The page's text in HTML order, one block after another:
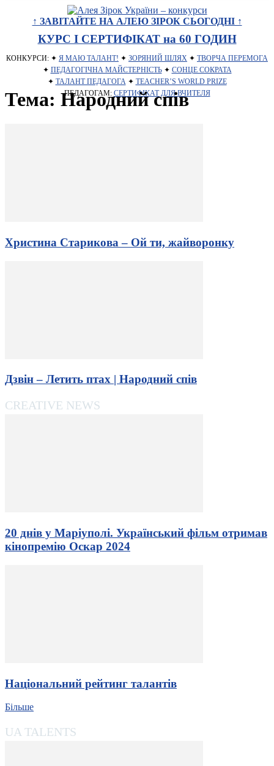
↑ ЗАВІТАЙТЕ НА АЛЕЮ ЗІРОК СЬОГОДНІ ↑
КУРС І СЕРТИФІКАТ на 60 ГОДИН
КОНКУРСИ: ✦ Я МАЮ ТАЛАНТ! ✦ ЗОРЯНИЙ ШЛЯХ ✦ ТВОРЧА ПЕРЕМОГА
✦ ПЕДАГОГІЧНА МАЙСТЕРНІСТЬ✦ СОНЦЕ СОКРАТА
✦ ТАЛАНТ ПЕДАГОГА✦ TEACHER’S WORLD PRIZE
ПЕДАГОГАМ: СЕРТИФІКАТ ДЛЯ ВЧИТЕЛЯ
Тема: Народний спів
Христина Старикова – Ой ти, жайворонку
Дзвін – Летить птах | Народний спів
CREATIVE NEWS
20 днів у Маріуполі. Український фільм отримав
кінопремію Оскар 2024
Національний рейтинг талантів
Більше
UA TALENTS